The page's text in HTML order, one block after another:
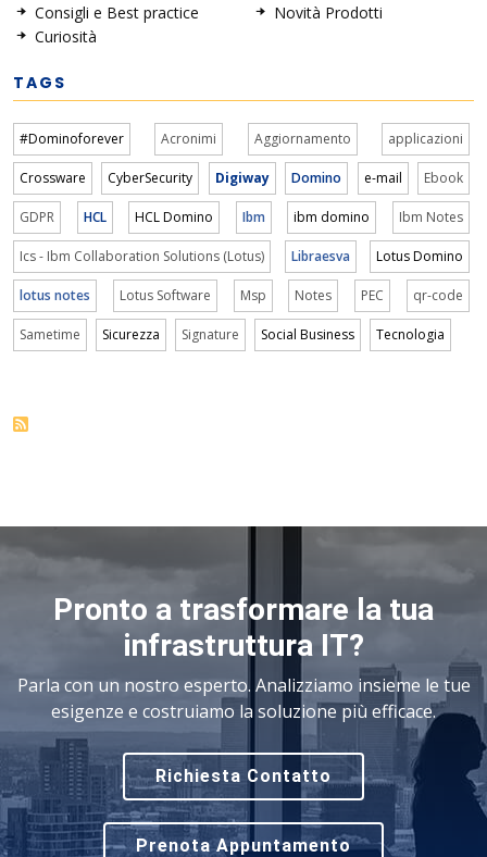
Consigli e Best practice
Curiosità
Novità Prodotti
TAGS
#Dominoforever Acronimi Aggiornamento applicazioni
Crossware CyberSecurity Digiway Domino e-mail Ebook
GDPR HCL HCL Domino Ibm ibm domino Ibm Notes
Ics - Ibm Collaboration Solutions (Lotus) Libraesva Lotus Domino
lotus notes Lotus Software Msp Notes PEC qr-code
Sametime Sicurezza Signature Social Business Tecnologia
Pronto a trasformare la tua
infrastruttura IT?
Parla con un nostro esperto. Analizziamo insieme le tue
esigenze e costruiamo la soluzione più efficace.
Richiesta Contatto
Prenota Appuntamento